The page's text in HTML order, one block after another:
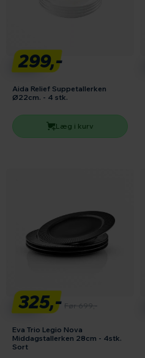
299,-
Aida Relief Suppetallerken
Ø22cm. - 4 stk.
Læg i kurv
325,- Før 699,-
Eva Trio Legio Nova
Middagstallerken 28cm - 4stk.
Sort